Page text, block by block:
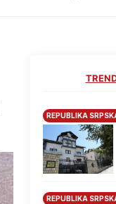
REPUBLIKA
REPUBLIKA